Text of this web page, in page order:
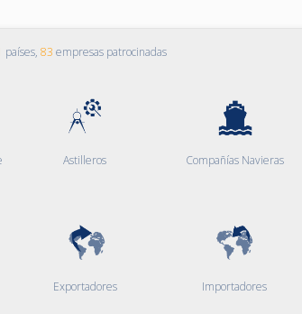
países, 83 empresas patrocinadas
Astilleros Compañías Navieras
Exportadores Importadores